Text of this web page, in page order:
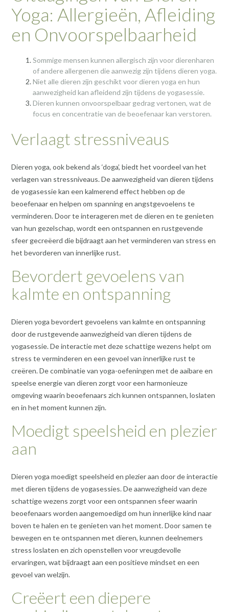
Yoga: Allergieën, Afleiding
en Onvoorspelbaarheid
Sommige mensen kunnen allergisch zijn voor dierenharen
of andere allergenen die aanwezig zijn tijdens dieren yoga.
Niet alle dieren zijn geschikt voor dieren yoga en hun
aanwezigheid kan afleidend zijn tijdens de yogasessie.
Dieren kunnen onvoorspelbaar gedrag vertonen, wat de
focus en concentratie van de beoefenaar kan verstoren.
Verlaagt stressniveaus
Dieren yoga, ook bekend als ‘doga’, biedt het voordeel van het
verlagen van stressniveaus. De aanwezigheid van dieren tijdens
de yogasessie kan een kalmerend effect hebben op de
beoefenaar en helpen om spanning en angstgevoelens te
verminderen. Door te interageren met de dieren en te genieten
van hun gezelschap, wordt een ontspannen en rustgevende
sfeer gecreëerd die bijdraagt aan het verminderen van stress en
het bevorderen van innerlijke rust.
Bevordert gevoelens van
kalmte en ontspanning
Dieren yoga bevordert gevoelens van kalmte en ontspanning
door de rustgevende aanwezigheid van dieren tijdens de
yogasessie. De interactie met deze schattige wezens helpt om
stress te verminderen en een gevoel van innerlijke rust te
creëren. De combinatie van yoga-oefeningen met de aaibare en
speelse energie van dieren zorgt voor een harmonieuze
omgeving waarin beoefenaars zich kunnen ontspannen, loslaten
en in het moment kunnen zijn.
Moedigt speelsheid en plezier
aan
Dieren yoga moedigt speelsheid en plezier aan door de interactie
met dieren tijdens de yogasessies. De aanwezigheid van deze
schattige wezens zorgt voor een ontspannen sfeer waarin
beoefenaars worden aangemoedigd om hun innerlijke kind naar
boven te halen en te genieten van het moment. Door samen te
bewegen en te ontspannen met dieren, kunnen deelnemers
stress loslaten en zich openstellen voor vreugdevolle
ervaringen, wat bijdraagt aan een positieve mindset en een
gevoel van welzijn.
Creëert een diepere